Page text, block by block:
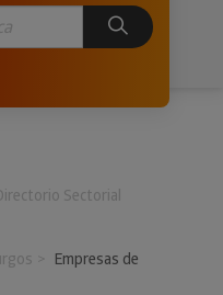
Sectorial
Empresas de